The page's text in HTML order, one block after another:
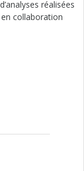
réalisées
en collaboration